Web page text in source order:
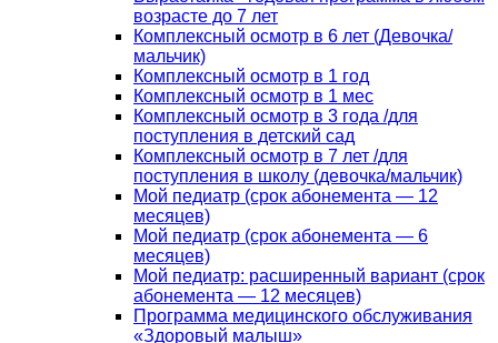
возрасте до 7 лет
Комплексный осмотр в 6 лет (Девочка/
мальчик)
Комплексный осмотр в 1 год
Комплексный осмотр в 1 мес
Комплексный осмотр в 3 года /для
поступления в детский сад
Комплексный осмотр в 7 лет /для
поступления в школу (девочка/мальчик)
Мой педиатр (срок абонемента — 12
месяцев)
Мой педиатр (срок абонемента — 6
месяцев)
Мой педиатр: расширенный вариант (срок
абонемента — 12 месяцев)
Программа медицинского обслуживания
«Здоровый малыш»